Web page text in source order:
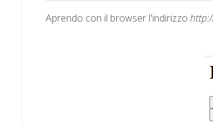
Aprendo con il browser l'indirizzo